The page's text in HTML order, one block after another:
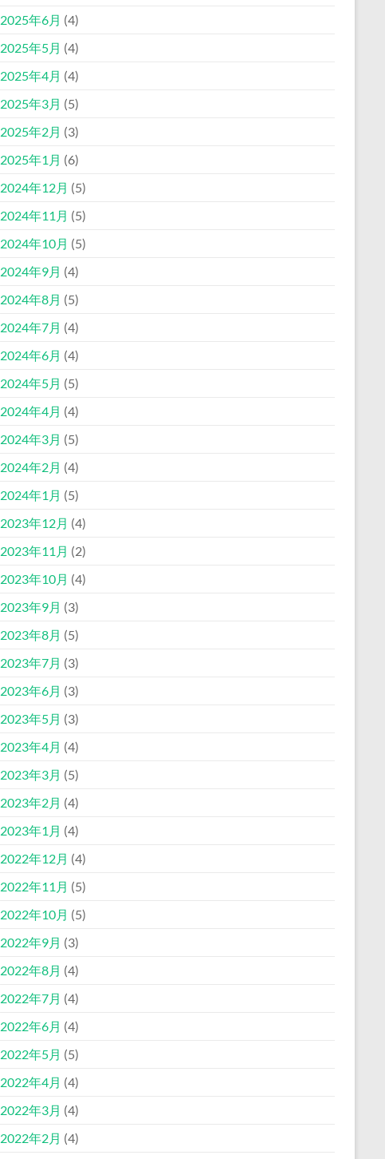
2025年6月 (4)
2025年5月 (4)
2025年4月 (4)
2025年3月 (5)
2025年2月 (3)
2025年1月 (6)
2024年12月 (5)
2024年11月 (5)
2024年10月 (5)
2024年9月 (4)
2024年8月 (5)
2024年7月 (4)
2024年6月 (4)
2024年5月 (5)
2024年4月 (4)
2024年3月 (5)
2024年2月 (4)
2024年1月 (5)
2023年12月 (4)
2023年11月 (2)
2023年10月 (4)
2023年9月 (3)
2023年8月 (5)
2023年7月 (3)
2023年6月 (3)
2023年5月 (3)
2023年4月 (4)
2023年3月 (5)
2023年2月 (4)
2023年1月 (4)
2022年12月 (4)
2022年11月 (5)
2022年10月 (5)
2022年9月 (3)
2022年8月 (4)
2022年7月 (4)
2022年6月 (4)
2022年5月 (5)
2022年4月 (4)
2022年3月 (4)
2022年2月 (4)